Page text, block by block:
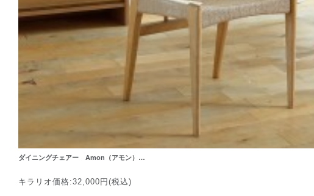
ダイニングチェアー Amon（アモン）…
キラリオ価格:32,000円(税込)